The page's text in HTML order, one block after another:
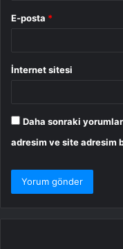
E-posta *
İnternet sitesi
Daha sonraki
adresim ve site adresim